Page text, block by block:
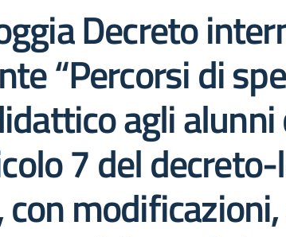
Decreto
“Percorsi di
agli
7 del